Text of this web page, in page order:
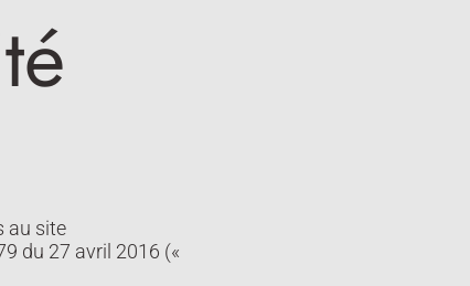
au site
du 27 avril 2016 («